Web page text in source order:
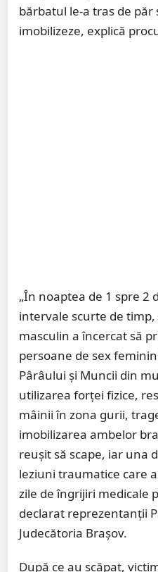
bărbatul le-a tras de păr
imobilizeze, explică
„În noaptea de 1 spre 2
intervale scurte de
masculin a încercat să
persoane de sex
Pârâului și Muncii din
utilizarea forței fizice,
mâinii în zona gurii,
imobilizarea ambelor
reușit să scape, iar una
leziuni traumatice care
zile de îngrijiri medicale
declarat reprezentanții
Judecătoria Brașov.
După ce au scăpat,